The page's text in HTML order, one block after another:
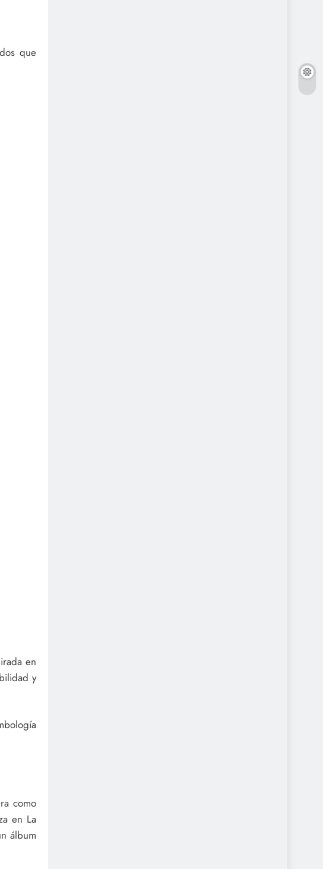
que
en
y
como
en La
álbum